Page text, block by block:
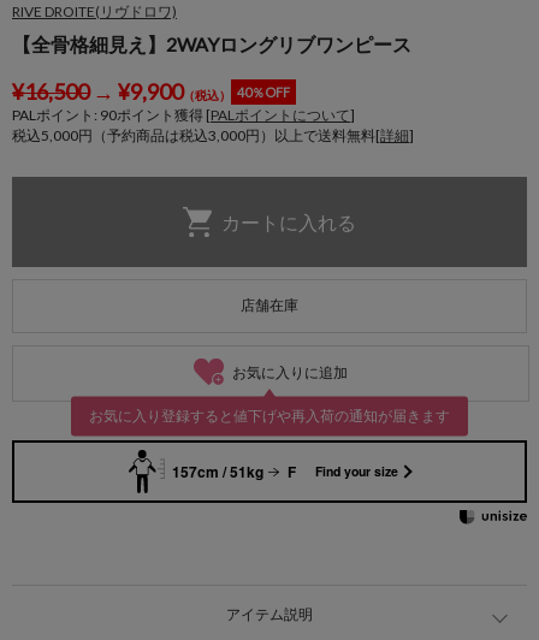
RIVE DROITE(リヴドロワ)
【全骨格細見え】2WAYロングリブワンピース
¥16,500→ ¥9,900（税込） 40％OFF
PALポイント: 90ポイント獲得 [PALポイントについて]
税込5,000円（予約商品は税込3,000円）以上で送料無料[詳細]
店舗在庫
お気に入りに追加
お気に入り登録すると値下げや再入荷の通知が届きます
157cm / 51kg F Find your size
アイテム説明